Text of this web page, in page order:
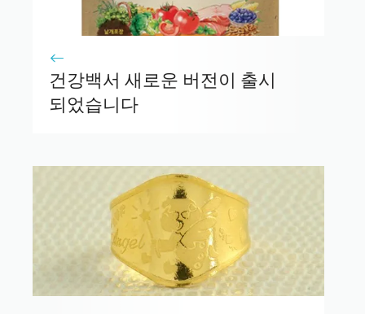
건강백서 새로운 버전이 출시
되었습니다